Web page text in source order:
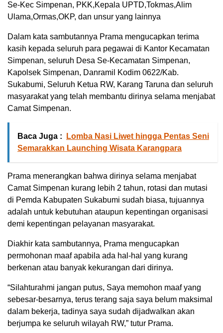
Se-Kec Simpenan, PKK,Kepala UPTD,Tokmas,Alim
Ulama,Ormas,OKP, dan unsur yang lainnya
Dalam kata sambutannya Prama mengucapkan terima
kasih kepada seluruh para pegawai di Kantor Kecamatan
Simpenan, seluruh Desa Se-Kecamatan Simpenan,
Kapolsek Simpenan, Danramil Kodim 0622/Kab.
Sukabumi, Seluruh Ketua RW, Karang Taruna dan seluruh
masyarakat yang telah membantu dirinya selama menjabat
Camat Simpenan.
Baca Juga :
Lomba Nasi Liwet hingga Pentas Seni
Semarakkan Launching Wisata Karangpara
Prama menerangkan bahwa dirinya selama menjabat
Camat Simpenan kurang lebih 2 tahun, rotasi dan mutasi
di Pemda Kabupaten Sukabumi sudah biasa, tujuannya
adalah untuk kebutuhan ataupun kepentingan organisasi
demi kepentingan pelayanan masyarakat.
Diakhir kata sambutannya, Prama mengucapkan
permohonan maaf apabila ada hal-hal yang kurang
berkenan atau banyak kekurangan dari dirinya.
“Silahturahmi jangan putus, Saya memohon maaf yang
sebesar-besarnya, terus terang saja saya belum maksimal
dalam bekerja, tadinya saya sudah dijadwalkan akan
berjumpa ke seluruh wilayah RW,” tutur Prama.